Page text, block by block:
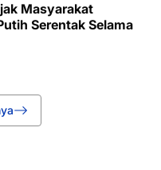
Masyarakat
Serentak Selama